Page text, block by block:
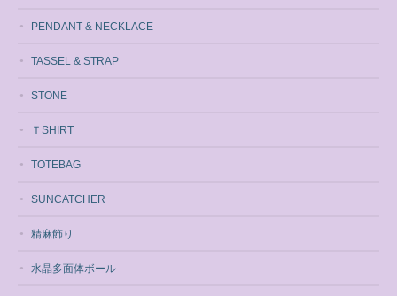
PENDANT & NECKLACE
TASSEL & STRAP
STONE
ＴSHIRT
TOTEBAG
SUNCATCHER
精麻飾り
水晶多面体ボール